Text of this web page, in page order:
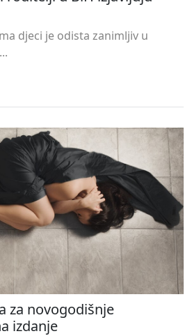
djeci je odista zanimljiv u
za novogodišnje
izdanje